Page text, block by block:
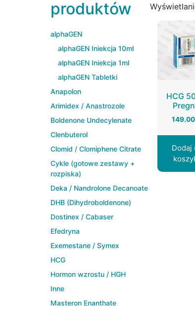
HCG
Dodaj
produktów
alphaGEN
alphaGEN Iniekcja 10ml
alphaGEN Iniekcja 1ml
alphaGEN Tabletki
Anapolon
Arimidex / Anastrozole
Boldenone Undecylenate
Clenbuterol
Clomid / Clomiphene Citrate
Cykle (gotowe zestawy +
rozpiska)
Deka / Nandrolone Decanoate
DHB (Dihydroboldenone)
Dostinex / Cabaser
Efedryna
Exemestane / Symex
HCG
Hormon wzrostu / HGH
Inne
Masteron Enanthate